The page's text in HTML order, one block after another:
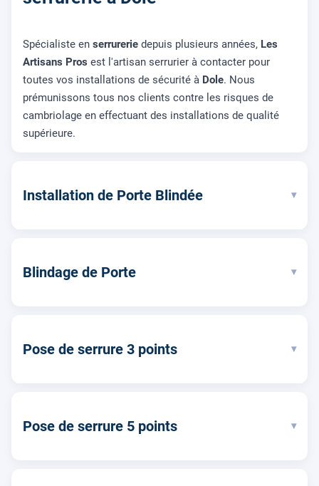
Spécialiste en serrurerie depuis plusieurs années, Les
Artisans Pros est l'artisan serrurier à contacter pour
toutes vos installations de sécurité à Dole. Nous
prémunissons tous nos clients contre les risques de
cambriolage en effectuant des installations de qualité
supérieure.
Installation de Porte Blindée ▾
Blindage de Porte ▾
Pose de serrure 3 points ▾
Pose de serrure 5 points ▾